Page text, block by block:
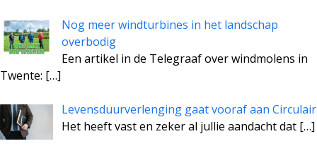
Nog meer windturbines in het landschap
overbodig
Een artikel in de Telegraaf over windmolens in
Twente: […]
Levensduurverlenging gaat vooraf aan Circulair
Het heeft vast en zeker al jullie aandacht dat […]